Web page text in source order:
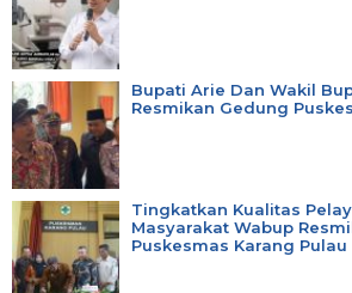
Bupati Arie Dan Wakil
Resmikan Gedung
Tingkatkan Kualitas
Masyarakat Wabup
Puskesmas Karang Pulau